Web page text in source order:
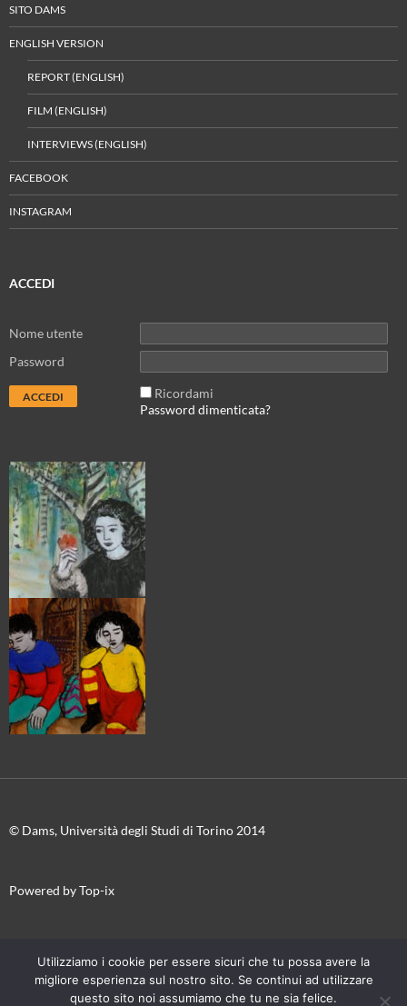
SITO DAMS
ENGLISH VERSION
REPORT (ENGLISH)
FILM (ENGLISH)
INTERVIEWS (ENGLISH)
FACEBOOK
INSTAGRAM
ACCEDI
Nome utente
Password
Ricordami
Password dimenticata?
© Dams, Università degli Studi di Torino 2014
Powered by Top-ix
CinemaUtilizziamo i cookie per essere sicuri che tu possa avere la
migliore esperienza sul nostro sito. Se continui ad utilizzare
questo sito noi assumiamo che tu ne sia felice.